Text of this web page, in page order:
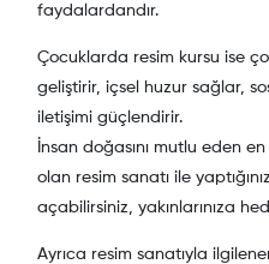
faydalardandır.
Çocuklarda resim kursu ise
geliştirir, içsel huzur sağlar,
iletişimi güçlendirir.
İnsan doğasını mutlu eden
olan resim sanatı ile
açabilirsiniz, yakınlarınıza
Ayrıca resim sanatıyla